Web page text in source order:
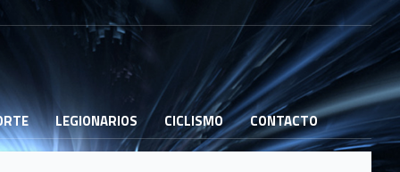
LEGIONARIOS CICLISMO CONTACTO